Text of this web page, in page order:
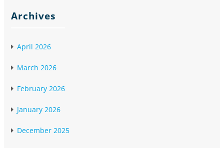
Archives
April 2026
March 2026
February 2026
January 2026
December 2025